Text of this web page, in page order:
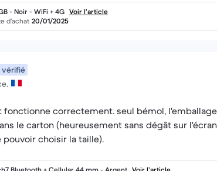
- Noir - WiFi + 4G Voir l’article
d’achat 20/01/2025
vérifié
fonctionne correctement. seul bémol,
le carton (heureusement sans dégât sur
choisir la taille).